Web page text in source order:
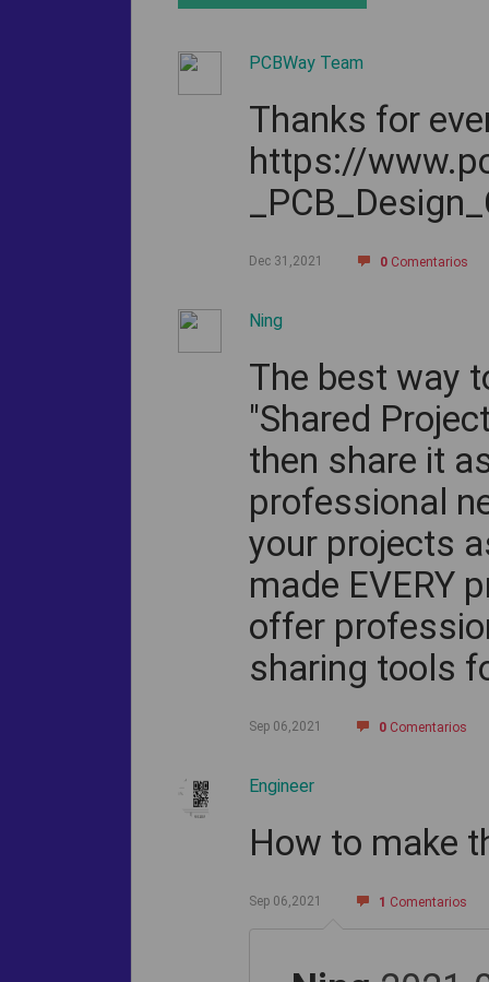
PCBWay Team
Thanks for
https://
Dec 31,2021 0 Comentarios
Ning
The best way
"Shared
then share it
professional
your projects
made EVERY
offer
sharing tools
Sep 06,2021 0 Comentarios
Engineer
How to make
Sep 06,2021 1 Comentarios